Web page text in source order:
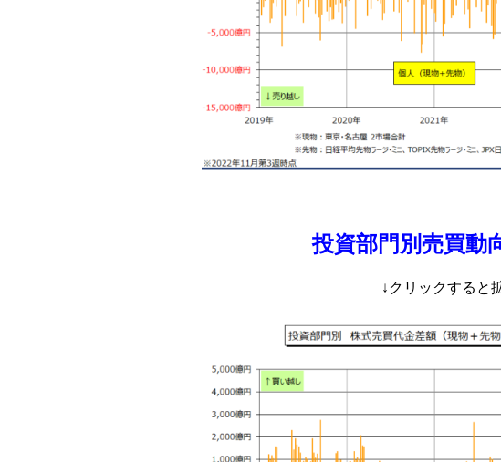
投資部門別売買動
↓クリックすると